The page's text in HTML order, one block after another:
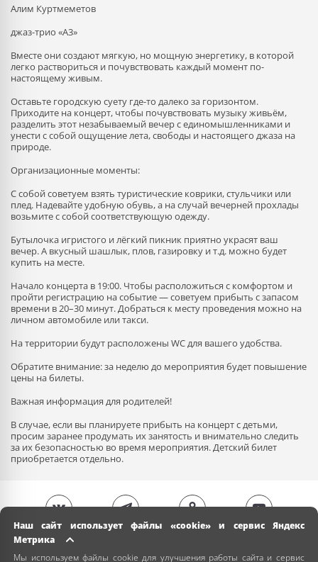
Алим Куртмеметов
джаз-трио «A3»
Вместе они создают мягкую, но мощную энергетику, в которой
легко раствориться и почувствовать каждый момент по-
настоящему живым.
Оставьте городскую суету где-то далеко за горизонтом.
Приходите на концерт, чтобы почувствовать музыку живьём,
разделить этот незабываемый вечер с единомышленниками и
унести с собой ощущение лета, свободы и настоящего джаза на
природе.
Организационные моменты:
С собой советуем взять туристические коврики, стульчики или
плед. Надевайте удобную обувь, а на случай вечерней прохлады
возьмите с собой соответствующую одежду.
Бутылочка игристого и лёгкий пикник приятно украсят ваш
вечер. А вкусный шашлык, плов, газировку и т.д. можно будет
купить на месте.
Начало концерта в 19:00. Чтобы расположиться с комфортом и
пройти регистрацию на событие — советуем прибыть с запасом
времени в 20–30 минут. Добраться к месту проведения можно на
личном автомобиле или такси.
На территории будут расположены WC для вашего удобства.
Обратите внимание: за неделю до мероприятия будет повышение
цены на билеты.
Важная информация для родителей!
В случае, если вы планируете прибыть на концерт с детьми,
просим заранее продумать их занятость и внимательно следить
за их безопасностью во время мероприятия. Детский билет
приобретается отдельно.
Наш сайт использует файлы «cookie» и сервис Яндекс
Метрика
Мы используем файлы cookie для улучшения работы сайта и сервис